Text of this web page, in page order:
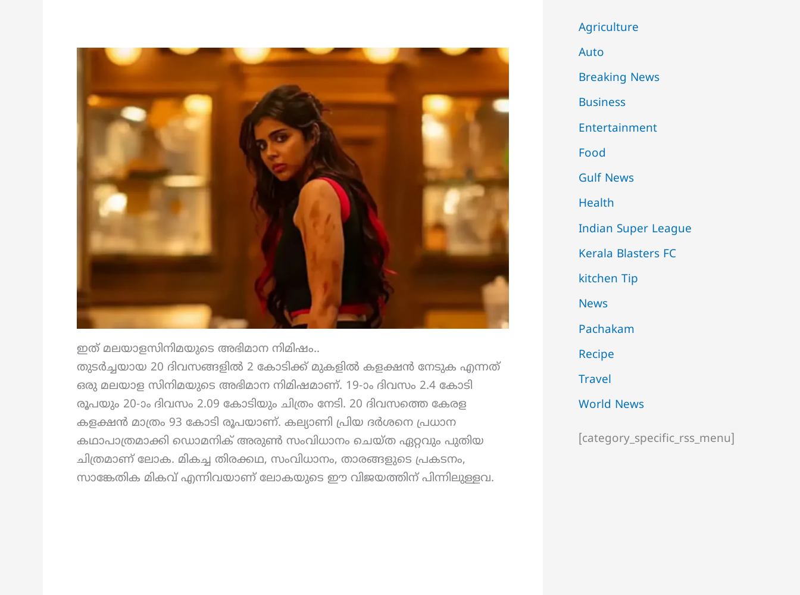
ഇത് മലയാളസിനിമയുടെ അഭിമാന നിമിഷം..
തുടർച്ചയായ 20 ദിവസങ്ങളിൽ 2 കോടിക്ക് മുകളിൽ കളക്ഷൻ നേടുക എന്നത്
ഒരു മലയാള സിനിമയുടെ അഭിമാന നിമിഷമാണ്. 19-ാം ദിവസം 2.4 കോടി
രൂപയും 20-ാം ദിവസം 2.09 കോടിയും ചിത്രം നേടി. 20 ദിവസത്തെ കേരള
കളക്ഷൻ മാത്രം 93 കോടി രൂപയാണ്. കല്യാണി പ്രിയ ദർശനെ പ്രധാന
കഥാപാത്രമാക്കി ഡൊമനിക് അരുൺ സംവിധാനം ചെയ്ത ഏറ്റവും പുതിയ
ചിത്രമാണ് ലോക. മികച്ച തിരക്കഥ, സംവിധാനം, താരങ്ങളുടെ പ്രകടനം,
സാങ്കേതിക മികവ് എന്നിവയാണ് ലോകയുടെ ഈ വിജയത്തിന് പിന്നിലുള്ളവ.
Agriculture
Auto
Breaking News
Business
Entertainment
Food
Gulf News
Health
Indian Super League
Kerala Blasters FC
kitchen Tip
News
Pachakam
Recipe
Travel
World News
[category_specific_rss_menu]